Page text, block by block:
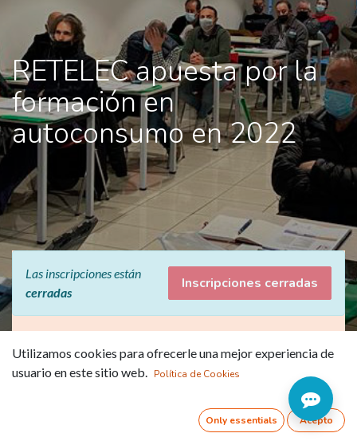
RETELEC apuesta por la
formación en
autoconsumo en 2022
Las inscripciones están
cerradas
Inscripciones cerradas
Los profesionales
mejoran sus
conocimientos en
Utilizamos cookies para ofrecerle una mejor experiencia de
usuario en este sitio web. Política de Cookies
Only essentials Acepto